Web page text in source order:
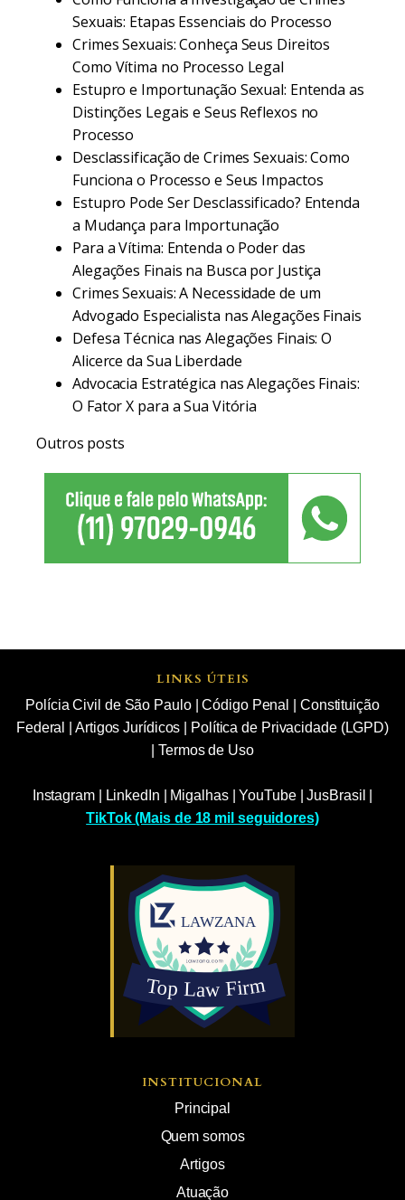
Sexuais: Etapas Essenciais do Processo
Crimes Sexuais: Conheça Seus Direitos
Como Vítima no Processo Legal
Estupro e Importunação Sexual: Entenda as
Distinções Legais e Seus Reflexos no
Processo
Desclassificação de Crimes Sexuais: Como
Funciona o Processo e Seus Impactos
Estupro Pode Ser Desclassificado? Entenda
a Mudança para Importunação
Para a Vítima: Entenda o Poder das
Alegações Finais na Busca por Justiça
Crimes Sexuais: A Necessidade de um
Advogado Especialista nas Alegações Finais
Defesa Técnica nas Alegações Finais: O
Alicerce da Sua Liberdade
Advocacia Estratégica nas Alegações Finais:
O Fator X para a Sua Vitória
Outros posts
LINKS ÚTEIS
Polícia Civil de São Paulo|Código Penal
Constituição
Federal
Artigos Jurídicos
Política de Privacidade (LGPD)
|Termos de Uso
Instagram| LinkedIn Migalhas|YouTube|JusBrasil
TikTok (Mais de 18 mil seguidores)
INSTITUCIONAL
Principal
Quem somos
Artigos
Atuação